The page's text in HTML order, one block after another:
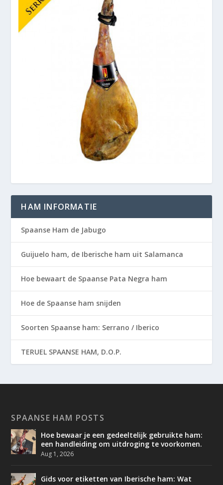
HAM INFORMATIE
Spaanse Ham de Jabugo
Guijuelo ham, de Iberische ham uit Salamanca
Hoe bewaart de Spaanse Pata Negra ham
Hoe de Spaanse ham snijden
Soorten Spaanse ham: Serrano / Iberico
TERUEL SPAANSE HAM, D.O.P.
SPAANSE HAM POSTS
Hoe bewaar je een gedeeltelijk gebruikte ham:
een handleiding om uitdroging te voorkomen.
Aug 1, 2026
Gids voor etiketten van Iberische ham: Wat